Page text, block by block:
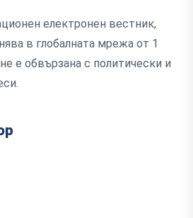
електронен вестник,
в глобалната мрежа от 1
е обвързана с политически и